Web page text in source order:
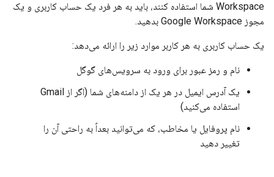
Workspace شما استفاده کنند، باید به هر فرد یک حساب کاربری و یک
مجوز Google Workspace بدهید.
یک حساب کاربری به هر کاربر موارد زیر را ارائه می‌دهد:
نام و رمز عبور برای ورود به سرویس‌های گوگل
یک آدرس ایمیل در هر یک از دامنه‌های شما (اگر از Gmail
استفاده می‌کنید)
نام پروفایل یا مخاطب، که می‌توانید بعداً به راحتی آن را
تغییر دهید